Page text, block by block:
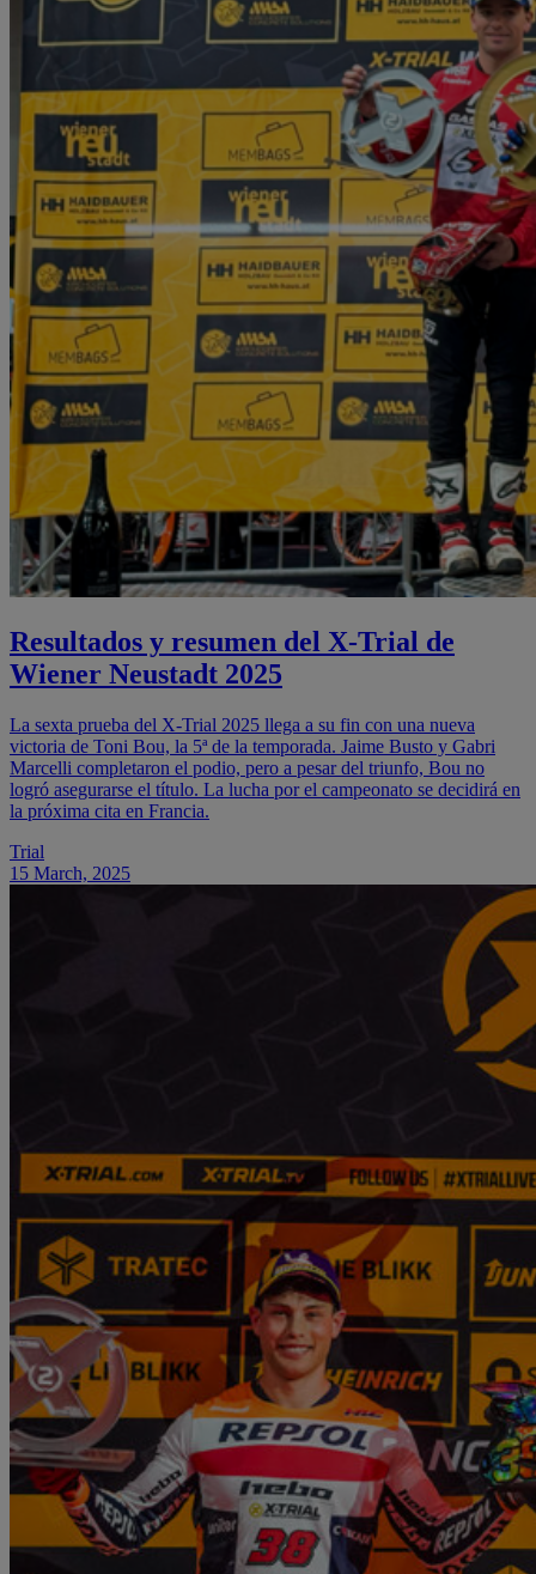
Resultados y resumen del X-Trial de
Wiener Neustadt 2025
La sexta prueba del X-Trial 2025 llega a su fin con una nueva
victoria de Toni Bou, la 5ª de la temporada. Jaime Busto y Gabri
Marcelli completaron el podio, pero a pesar del triunfo, Bou no
logró asegurarse el título. La lucha por el campeonato se decidirá en
la próxima cita en Francia.
Trial
15 March, 2025